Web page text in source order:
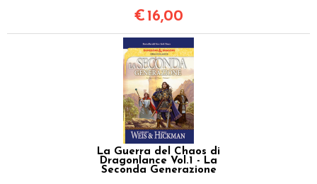
€ 16,00
La Guerra del Chaos di
Dragonlance Vol.1 - La
Seconda Generazione